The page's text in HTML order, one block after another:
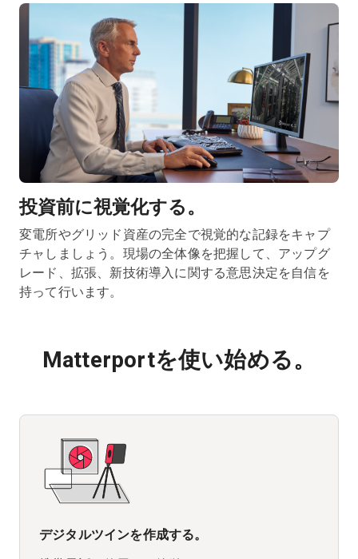
投資前に視覚化する。
変電所やグリッド資産の完全で視覚的な記録をキャプ
チャしましょう。現場の全体像を把握して、アップグ
レード、拡張、新技術導入に関する意思決定を自信を
持って行います。
Matterportを使い始める。
デジタルツインを作成する。